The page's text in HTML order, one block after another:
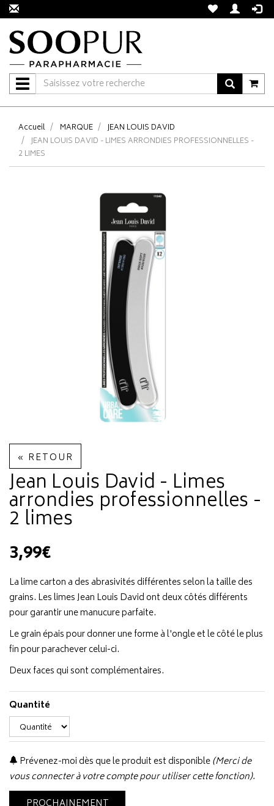
Navigation
Accueil MARQUE
JEAN LOUIS DAVID
JEAN LOUIS DAVID - LIMES ARRONDIES PROFESSIONNELLES -
2 LIMES
« RETOUR
Jean Louis David - Limes
arrondies professionnelles -
2 limes
3,99€
La lime carton a des abrasivités différentes selon la taille des
grains. Les limes Jean Louis David ont deux côtés différents
pour garantir une manucure parfaite.
Le grain épais pour donner une forme à l'ongle et le côté le plus
fin pour parachever celui-ci.
Deux faces qui sont complémentaires.
Quantité
Prévenez-moi dès que le produit est disponible(Merci de
vous connecter à votre compte pour utiliser cette fonction).